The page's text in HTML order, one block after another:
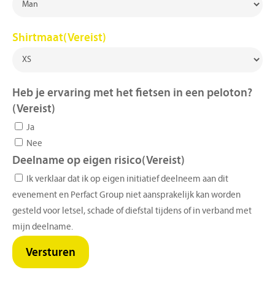
Shirtmaat(Vereist)
Heb je ervaring met het fietsen in een peloton?
(Vereist)
Ja
Nee
Deelname op eigen risico(Vereist)
Ik verklaar dat ik op eigen initiatief deelneem aan dit
evenement en Perfact Group niet aansprakelijk kan worden
gesteld voor letsel, schade of diefstal tijdens of in verband met
mijn deelname.
Versturen